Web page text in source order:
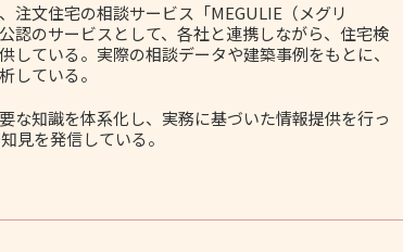
注文住宅の相談サービス「MEGULIE（メグリ
認のサービスとして、各社と連携しながら、住宅検
ている。実際の相談データや建築事例をもとに、
している。
な知識を体系化し、実務に基づいた情報提供を行っ
見を発信している。